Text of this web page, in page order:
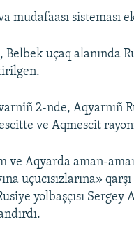
mudafaası sisteması
Belbek uçaq alanında
2-nde, Aqyarnıñ
ve Aqmescit
ve Aqyarda aman-
uçucısızlarına»
yolbaşçısı Sergey